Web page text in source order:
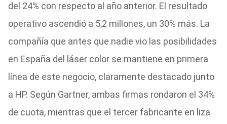
del 24% con respecto al año anterior. El resultado
operativo ascendió a 5,2 millones, un 30% más. La
compañía que antes que nadie vio las posibilidades
en España del láser color se mantiene en primera
línea de este negocio, claramente destacado junto
a HP. Según Gartner, ambas firmas rondaron el 34%
de cuota, mientras que el tercer fabricante en liza